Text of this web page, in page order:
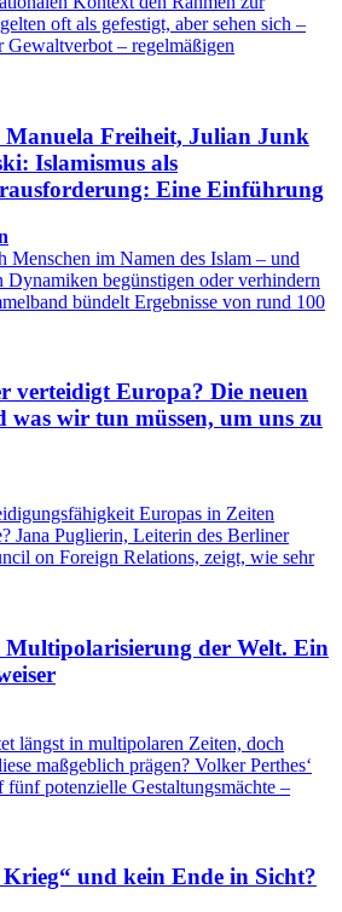
oft als gefestigt, aber sehen sich –
Gewaltverbot – regelmäßigen
Manuela Freiheit, Julian Junk
Islamismus als
Eine Einführung
Menschen im Namen des Islam – und
Dynamiken begünstigen oder verhindern
bündelt Ergebnisse von rund 100
verteidigt Europa? Die neuen
was wir tun müssen, um uns zu
Europas in Zeiten
Jana Puglierin, Leiterin des Berliner
on Foreign Relations, zeigt, wie sehr
Multipolarisierung der Welt. Ein
längst in multipolaren Zeiten, doch
maßgeblich prägen? Volker Perthes‘
potenzielle Gestaltungsmächte –
und kein Ende in Sicht?